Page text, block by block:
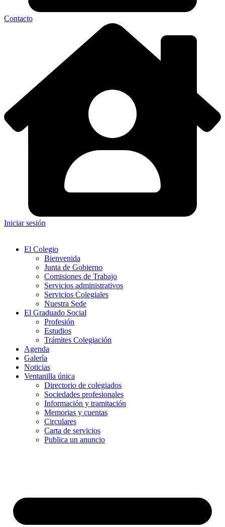
Contacto
Iniciar sesión
El Colegio
Bienvenida
Junta de Gobierno
Comisiones de Trabajo
Servicios administrativos
Servicios Colegiales
Nuestra Sede
El Graduado Social
Profesión
Estudios
Trámites Colegiación
Agenda
Galería
Noticias
Ventanilla única
Directorio de colegiados
Sociedades profesionales
Información y tramitación
Memorias y cuentas
Circulares
Carta de servicios
Publica un anuncio